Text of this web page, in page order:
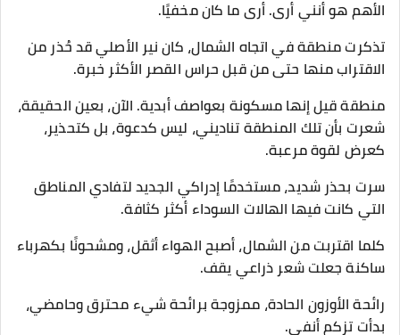
الأهم هو أنني أرى. أرى ما كان مخفيًا.
تذكرت منطقة في اتجاه الشمال، كان نير الأصلي قد حُذر من
الاقتراب منها حتى من قبل حراس القصر الأكثر خبرة.
منطقة قيل إنها مسكونة بعواصف أبدية. الآن، بعين الحقيقة،
شعرت بأن تلك المنطقة تناديني، ليس كدعوة، بل كتحذير،
كعرض لقوة مرعبة.
سرت بحذر شديد، مستخدمًا إدراكي الجديد لتفادي المناطق
التي كانت فيها الهالات السوداء أكثر كثافة.
كلما اقتربت من الشمال، أصبح الهواء أثقل، ومشحونًا بكهرباء
ساكنة جعلت شعر ذراعي يقف.
رائحة الأوزون الحادة، ممزوجة برائحة شيء محترق وحامضي،
بدأت تزكم أنفي.